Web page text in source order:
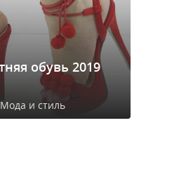
обувь 2019
Мода и стиль